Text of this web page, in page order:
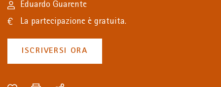
Eduardo Guarente
La partecipazione è gratuita.
ISCRIVERSI ORA